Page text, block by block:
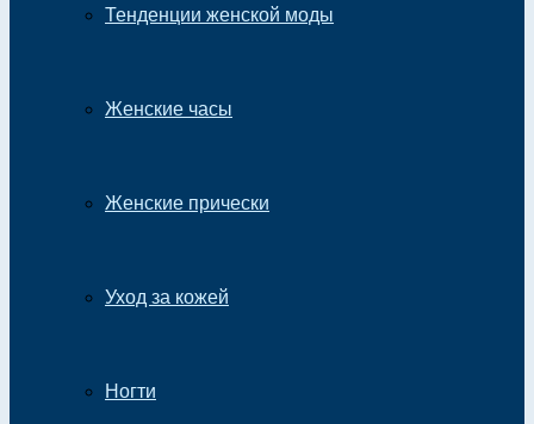
Тенденции женской моды
Женские часы
Женские прически
Уход за кожей
Ногти